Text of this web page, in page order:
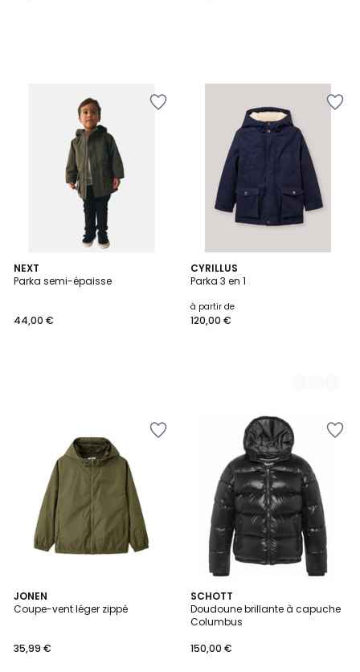
NEXT
Parka semi-épaisse
44,00 €
CYRILLUS
Parka 3 en 1
à partir de
120,00 €
2
Couleurs
JONEN
Coupe-vent léger zippé
35,99 €
SCHOTT
Doudoune brillante à capuche
Columbus
150,00 €